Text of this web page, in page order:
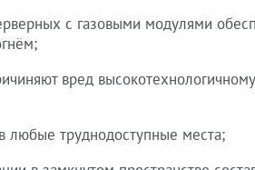
с газовыми модулями
вред
любые труднодоступные места;